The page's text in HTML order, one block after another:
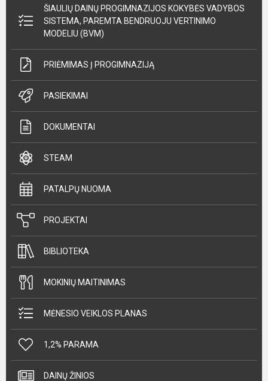
ŠIAULIŲ DAINŲ PROGIMNAZIJOS KOKYBĖS VADYBOS
SISTEMA, PAREMTA BENDRUOJU VERTINIMO
MODELIU (BVM)
PRIĖMIMAS Į PROGIMNAZIJĄ
PASIEKIMAI
DOKUMENTAI
STEAM
PATALPŲ NUOMA
PROJEKTAI
BIBLIOTEKA
MOKINIŲ MAITINIMAS
MĖNESIO VEIKLOS PLANAS
1,2% PARAMA
DAINŲ ŽINIOS